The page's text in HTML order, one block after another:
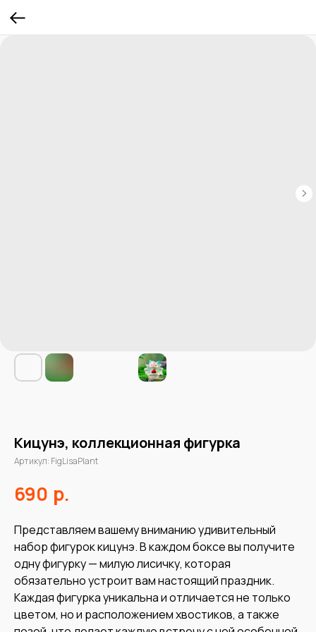
Кицунэ, коллекционная фигурка
Артикул: FigLisaPlant
690 р.
Представляем вашему вниманию удивительный
набор фигурок кицунэ. В каждом боксе вы получите
одну фигурку — милую лисичку, которая
обязательно устроит вам настоящий праздник.
Каждая фигурка уникальна и отличается не только
цветом, но и расположением хвостиков, а также